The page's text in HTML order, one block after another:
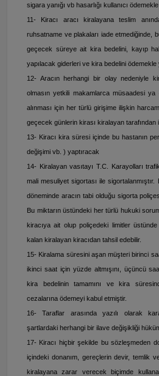
sigara yanığı vb hasarlığı kullanıcı
11- Kiracı aracı kiralayana teslim
ruhsatname ve plakaları iade etmediğinde,
geçecek süreye ait kira bedelini, kayıp
yapılacak giderleri ve kira bedelini ödemekle
12- Aracın herhangi bir olay nedeniyle
olmasın yetkili makamlarca müsaadesi
alınması için her türlü girişime ilişkin
geçecek günlerin kirası kiralayan tarafından
13- Kiracı kira süresi içinde bu hastanın
değişimi vb. ) yaptıracak
14- Kiralayan vasıtayı T.C. Karayolları
mali mesuliyet sigortası ile
döneminde aracın tabi olduğu sigorta
Bu miktarın üstündeki her türlü hukuki
kiracıya ait olup poliçedeki limitler
kalan kiralayan kiracıdan tahsil edebilir.
15- Kiralama süresini aşan müşteri birinci
ikinci saat için yüzde altmışını, üçüncü
kira bedelinin tamamını ve kira
cezalarına ödemeyi kabul etmiştir.
16- Taraflar arasında yazılı olarak
şartlardaki herhangi bir ilave değişikliği
17- Kiracı hiçbir şekilde bu sözleşmeden
içindeki donanım, gereçlerin devir, temlik
kiralayana zarar verecek biçimde